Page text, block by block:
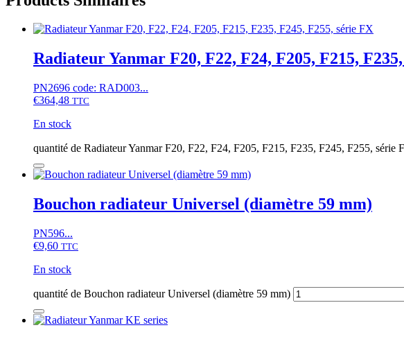
Radiateur Yanmar F20, F22, F24, F205, F215,
PN2696 code: RAD003...
€364,48 TTC
En stock
quantité de Radiateur Yanmar F20, F22, F24, F205, F215, F235, F245, F255, série
Bouchon radiateur Universel (diamètre 59 mm)
PN596...
€9,60 TTC
En stock
quantité de Bouchon radiateur Universel (diamètre 59 mm)